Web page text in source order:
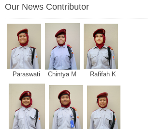
Our News Contributor
Paraswati Chintya M Rafifah K